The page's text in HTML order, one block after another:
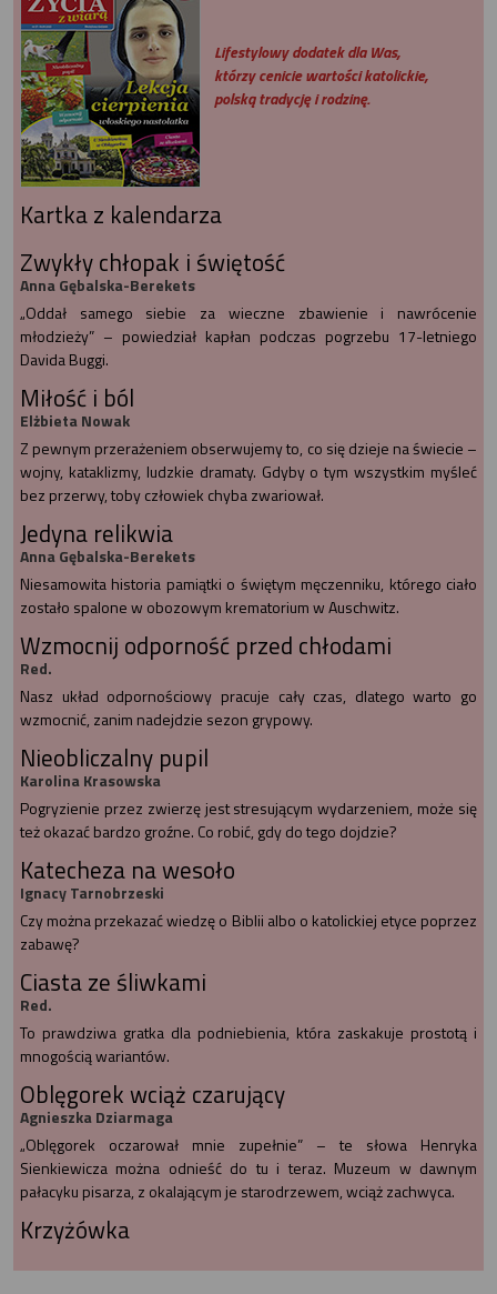
Lifestylowy dodatek dla Was,
którzy cenicie wartości katolickie,
polską tradycję i rodzinę.
Kartka z kalendarza
Zwykły chłopak i świętość
Anna Gębalska-Berekets
„Oddał samego siebie za wieczne zbawienie i nawrócenie
młodzieży” – powiedział kapłan podczas pogrzebu 17-letniego
Davida Buggi.
Miłość i ból
Elżbieta Nowak
Z pewnym przerażeniem obserwujemy to, co się dzieje na świecie –
wojny, kataklizmy, ludzkie dramaty. Gdyby o tym wszystkim myśleć
bez przerwy, toby człowiek chyba zwariował.
Jedyna relikwia
Anna Gębalska-Berekets
Niesamowita historia pamiątki o świętym męczenniku, którego ciało
zostało spalone w obozowym krematorium w Auschwitz.
Wzmocnij odporność przed chłodami
Red.
Nasz układ odpornościowy pracuje cały czas, dlatego warto go
wzmocnić, zanim nadejdzie sezon grypowy.
Nieobliczalny pupil
Karolina Krasowska
Pogryzienie przez zwierzę jest stresującym wydarzeniem, może się
też okazać bardzo groźne. Co robić, gdy do tego dojdzie?
Katecheza na wesoło
Ignacy Tarnobrzeski
Czy można przekazać wiedzę o Biblii albo o katolickiej etyce poprzez
zabawę?
Ciasta ze śliwkami
Red.
To prawdziwa gratka dla podniebienia, która zaskakuje prostotą i
mnogością wariantów.
Oblęgorek wciąż czarujący
Agnieszka Dziarmaga
„Oblęgorek oczarował mnie zupełnie” – te słowa Henryka
Sienkiewicza można odnieść do tu i teraz. Muzeum w dawnym
pałacyku pisarza, z okalającym je starodrzewem, wciąż zachwyca.
Krzyżówka